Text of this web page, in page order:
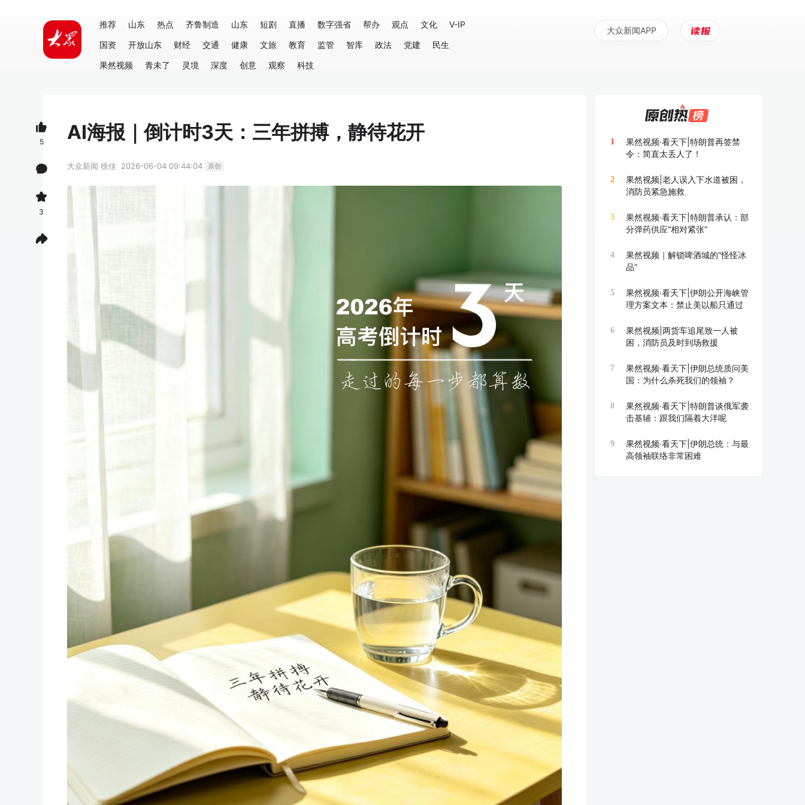
推荐 山东 热点 齐鲁制造 山东 短剧 直播 数字强省 帮办 观点 文化
V-IP
国资
开放山东 财经 交通 健康 文旅 教育 监管 智库 政法 党建
民生
果然视频
青未了 灵境 深度 创意 观察 科技
大众新闻APP
AI海报｜倒计时3天：三年拼搏，静待花开
大众新闻 徐佳 2026-06-04 09:44:04 原创
5
3
1
果然视频·看天下|特朗普再签禁
令：简直太丢人了！
2
果然视频|老人误入下水道被困，
消防员紧急施救
3
果然视频·看天下|特朗普承认：部
分弹药供应“相对紧张”
4
果然视频｜解锁啤酒城的“怪怪冰
品”
5
果然视频·看天下|伊朗公开海峡管
理方案文本：禁止美以船只通过
6
果然视频|两货车追尾致一人被
困，消防员及时到场救援
7
果然视频·看天下|伊朗总统质问美
国：为什么杀死我们的领袖？
8
果然视频·看天下|特朗普谈俄军袭
击基辅：跟我们隔着大洋呢
9
果然视频·看天下|伊朗总统：与最
高领袖联络非常困难